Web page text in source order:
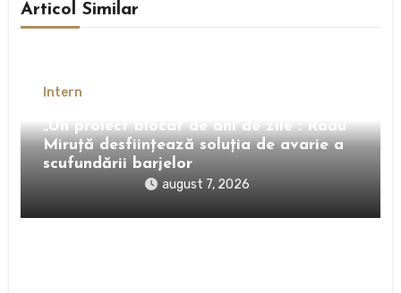
Articol Similar
Intern
„Un proiect blocat de ani de zile”: Radu
Miruță desființează soluția de avarie a
scufundării barjelor
august 7, 2026